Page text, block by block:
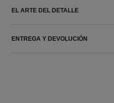
EL ARTE DEL DETALLE
ENTREGA Y DEVOLUCIÓN